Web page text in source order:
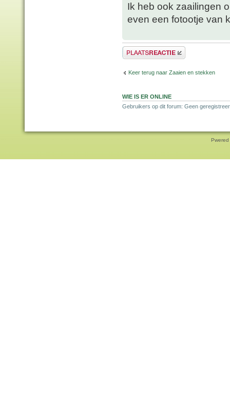
Ik heb ook zaailingen
even een fotootje van
Plaats een reactie
Keer terug naar Zaaien en stekken
WIE IS ER ONLINE
Gebruikers op dit forum: Geen